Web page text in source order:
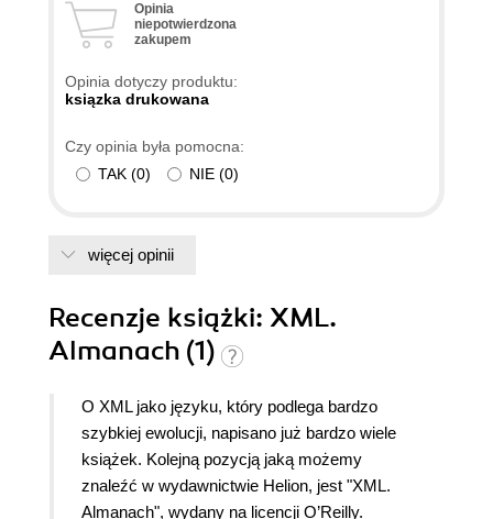
5
Opinia
niepotwierdzona
zakupem
Opinia dotyczy produktu:
ksiązka drukowana
Czy opinia była pomocna:
TAK (0) NIE (0)
więcej opinii
Recenzje książki: XML.
Almanach (1)
O XML jako języku, który podlega bardzo
szybkiej ewolucji, napisano już bardzo wiele
książek. Kolejną pozycją jaką możemy
znaleźć w wydawnictwie Helion, jest "XML.
Almanach", wydany na licencji O’Reilly.